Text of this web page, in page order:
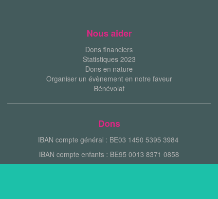
Nous aider
Dons financiers
Statistiques 2023
Dons en nature
Organiser un évènement en notre faveur
Bénévolat
Dons
IBAN compte général : BE03 1450 5395 3984
IBAN compte enfants : BE95 0013 8371 0858